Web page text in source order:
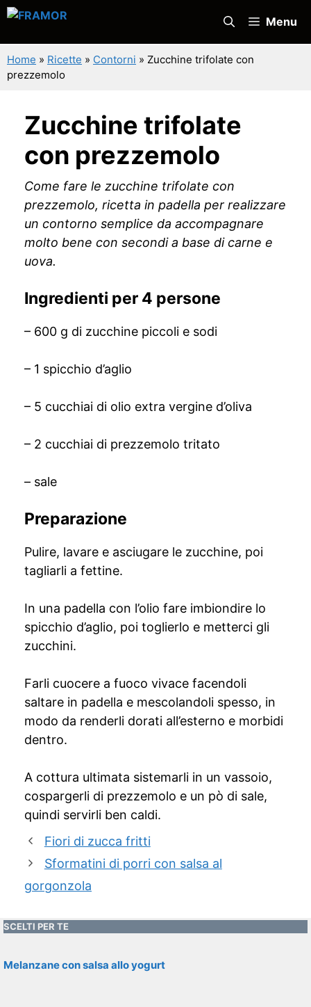
Vai
contenuto
Menu
Home » Ricette » Contorni » Zucchine trifolate con
prezzemolo
Zucchine trifolate
con prezzemolo
Come fare le zucchine trifolate con
prezzemolo, ricetta in padella per realizzare
un contorno semplice da accompagnare
molto bene con secondi a base di carne e
uova.
Ingredienti per 4 persone
– 600 g di zucchine piccoli e sodi
– 1 spicchio d’aglio
– 5 cucchiai di olio extra vergine d’oliva
– 2 cucchiai di prezzemolo tritato
– sale
Preparazione
Pulire, lavare e asciugare le zucchine, poi
tagliarli a fettine.
In una padella con l’olio fare imbiondire lo
spicchio d’aglio, poi toglierlo e metterci gli
zucchini.
Farli cuocere a fuoco vivace facendoli
saltare in padella e mescolandoli spesso, in
modo da renderli dorati all’esterno e morbidi
dentro.
A cottura ultimata sistemarli in un vassoio,
cospargerli di prezzemolo e un pò di sale,
quindi servirli ben caldi.
Fiori di zucca fritti
Sformatini di porri con salsa al
gorgonzola
SCELTI PER TE
Melanzane con salsa allo yogurt